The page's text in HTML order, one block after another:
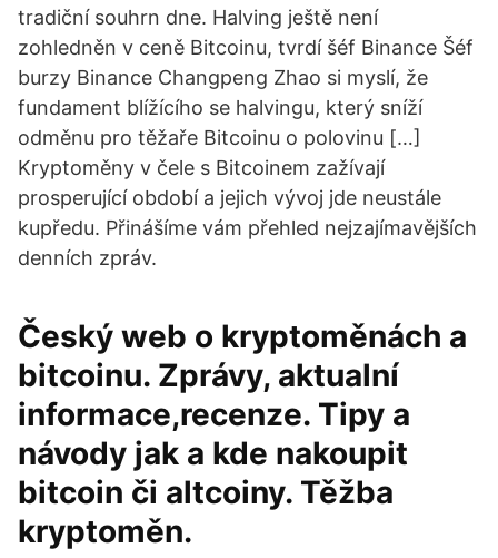
tradiční souhrn dne. Halving ještě není
zohledněn v ceně Bitcoinu, tvrdí šéf Binance Šéf
burzy Binance Changpeng Zhao si myslí, že
fundament blížícího se halvingu, který sníží
odměnu pro těžaře Bitcoinu o polovinu […]
Kryptoměny v čele s Bitcoinem zažívají
prosperující období a jejich vývoj jde neustále
kupředu. Přinášíme vám přehled nejzajímavějších
denních zpráv.
Český web o kryptoměnách a
bitcoinu. Zprávy, aktualní
informace,recenze. Tipy a
návody jak a kde nakoupit
bitcoin či altcoiny. Těžba
kryptoměn.